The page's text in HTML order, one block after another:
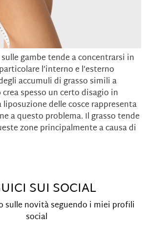
gambe tende a concentrarsi in
l’interno e l’esterno
accumuli di grasso simili a
spesso un certo disagio in
liposuzione delle cosce rappresenta
a questo problema. Il grasso tende
zone principalmente a causa di
SUI SOCIAL
sulle novità seguendo i miei profili
social